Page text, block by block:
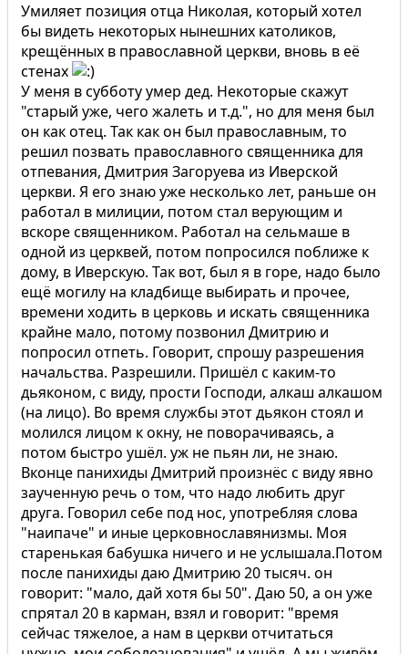
Умиляет позиция отца Николая, который хотел
бы видеть некоторых нынешних католиков,
крещённых в православной церкви, вновь в её
стенах
У меня в субботу умер дед. Некоторые скажут
"старый уже, чего жалеть и т.д.", но для меня был
он как отец. Так как он был православным, то
решил позвать православного священника для
отпевания, Дмитрия Загоруева из Иверской
церкви. Я его знаю уже несколько лет, раньше он
работал в милиции, потом стал верующим и
вскоре священником. Работал на сельмаше в
одной из церквей, потом попросился поближе к
дому, в Иверскую. Так вот, был я в горе, надо было
ещё могилу на кладбище выбирать и прочее,
времени ходить в церковь и искать священника
крайне мало, потому позвонил Дмитрию и
попросил отпеть. Говорит, спрошу разрешения
начальства. Разрешили. Пришёл с каким-то
дьяконом, с виду, прости Господи, алкаш алкашом
(на лицо). Во время службы этот дьякон стоял и
молился лицом к окну, не поворачиваясь, а
потом быстро ушёл. уж не пьян ли, не знаю.
Вконце панихиды Дмитрий произнёс с виду явно
заученную речь о том, что надо любить друг
друга. Говорил себе под нос, употребляя слова
"наипаче" и иные церковнославянизмы. Моя
старенькая бабушка ничего и не услышала.Потом
после панихиды даю Дмитрию 20 тысяч. он
говорит: "мало, дай хотя бы 50". Даю 50, а он уже
спрятал 20 в карман, взял и говорит: "время
сейчас тяжелое, а нам в церкви отчитаться